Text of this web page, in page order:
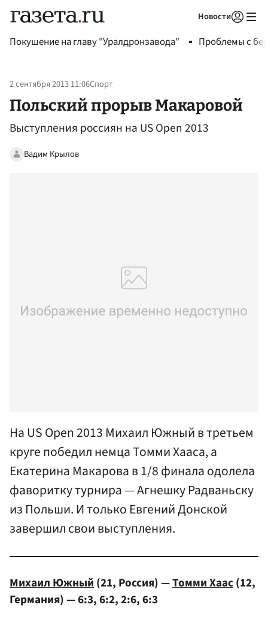
Новости
Покушение на главу "Уралдронзавода" Проблемы с
2 сентября 2013 11:06Спорт
Польский прорыв Макаровой
Выступления россиян на US Open 2013
Вадим Крылов
На US Open 2013 Михаил Южный в третьем
круге победил немца Томми Хааса, а
Екатерина Макарова в 1/8 финала одолела
фаворитку турнира — Агнешку Радваньску
из Польши. И только Евгений Донской
завершил свои выступления.
Михаил Южный (21, Россия) —Томми Хаас(12,
Германия) — 6:3, 6:2, 2:6, 6:3